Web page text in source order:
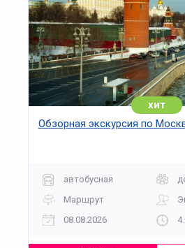
хит
Обзорная экскурсия по
автобусная
Маршрут
08.08.2026
4